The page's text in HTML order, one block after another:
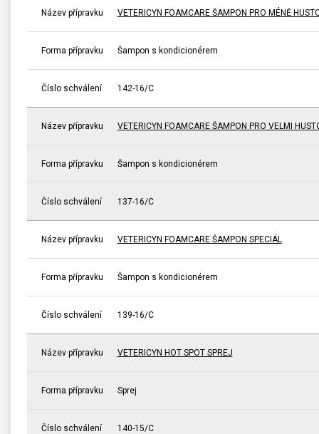
Název přípravku VETERICYN FOAMCARE ŠAMPON PRO MÉNĚ
Forma přípravku Šampon s kondicionérem
Číslo schválení 142-16/C
Název přípravku VETERICYN FOAMCARE ŠAMPON PRO VELMI
Forma přípravku Šampon s kondicionérem
Číslo schválení 137-16/C
Název přípravku VETERICYN FOAMCARE ŠAMPON SPECIÁL
Forma přípravku Šampon s kondicionérem
Číslo schválení 139-16/C
Název přípravku VETERICYN HOT SPOT SPREJ
Forma přípravku Sprej
Číslo schválení 140-15/C